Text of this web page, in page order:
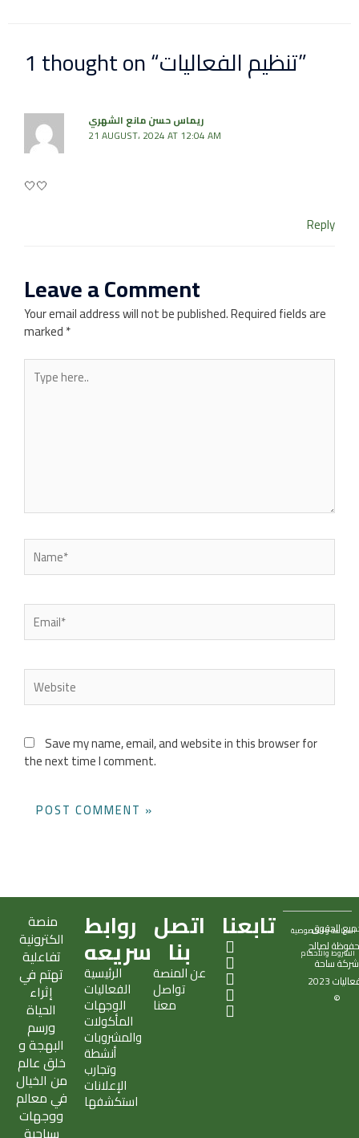
1 thought on “تنظيم الفعاليات”
ريماس حسن مانع الشهري
21 AUGUST، 2024 AT 12:04 AM
🤍🤍
Reply
Leave a Comment
Your email address will not be published.Required fields are
marked*
Type
here..
Name*
Email*
Website
Save my name, email, and website in this browser for
the next time I comment.
منصة
الكترونية
تفاعلية
تهتم في
إثراء
الحياة
ورسم
البهجة و
خلق عالم
من الخيال
في معالم
ووجهات
سياحية
روابط
سريعه
الرئيسية
الفعاليات
الوجهات
المأكولات
والمشروبات
أنشطة
وتجارب
الإعلانات
استكشفها
اتصل
بنا
عن المنصة
تواصل
معنا
تابعنا
X
-
t
w
i
t
S
n
a
p
c
h
T
i
k
t
o
k
I
n
s
t
a
g
E
n
v
e
l
o
السياسة و الخصوصية
الشروط والأحكام
الحقوق
لصالح
شركةساحة
2023
©